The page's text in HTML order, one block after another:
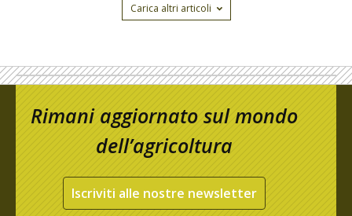
Carica altri articoli
Rimani aggiornato sul mondo
dell’agricoltura
Iscriviti alle nostre newsletter